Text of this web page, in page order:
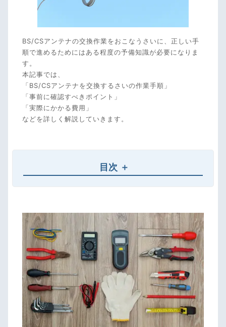
BS/CSアンテナの交換作業をおこなうさいに、正しい手
順で進めるためにはある程度の予備知識が必要になりま
す。
本記事では、
「BS/CSアンテナを交換するさいの作業手順」
「事前に確認すべきポイント」
「実際にかかる費用」
などを詳しく解説していきます。
目次
視聴する放送とアンテナの種類をきめる
交換・設置する場所を確認する
BS/CSアンテナ交換方法とながれ
古いBS/CSアンテナを撤去する
新しいBS/CSアンテナを設置する